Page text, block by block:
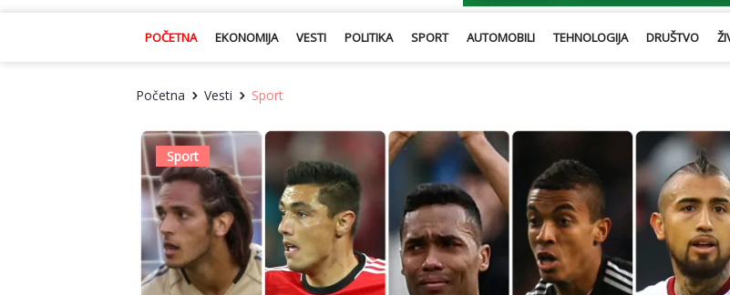
POČETNA EKONOMIJA VESTI POLITIKA SPORT AUTOMOBILI TEHNOLOGIJA DRUŠTVO
Početna Vesti Sport
Sport